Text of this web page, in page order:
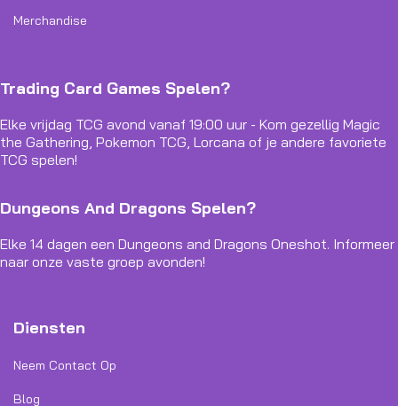
Merchandise
Trading Card Games Spelen?
Elke vrijdag TCG avond vanaf 19:00 uur - Kom gezellig Magic
the Gathering, Pokemon TCG, Lorcana of je andere favoriete
TCG spelen!
Dungeons And Dragons Spelen?
Elke 14 dagen een Dungeons and Dragons Oneshot. Informeer
naar onze vaste groep avonden!
Diensten
Neem Contact Op
Blog